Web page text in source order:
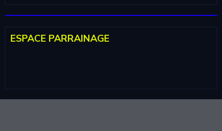
ESPACE PARRAINAGE